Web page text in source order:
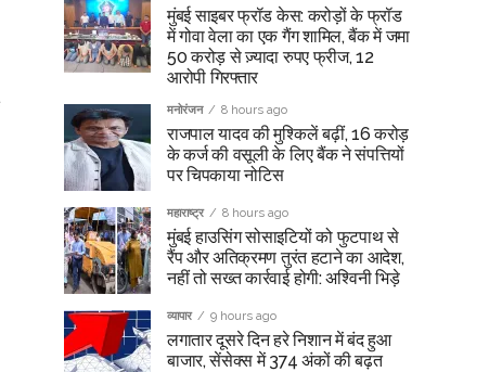
मुंबई साइबर फ्रॉड केस: करोड़ों के फ्रॉड
में गोवा वेला का एक गैंग शामिल, बैंक में जमा
50 करोड़ से ज़्यादा रुपए फ्रीज, 12
आरोपी गिरफ्तार
मनोरंजन 8 hours ago
राजपाल यादव की मुश्किलें बढ़ीं, 16 करोड़
के कर्ज की वसूली के लिए बैंक ने संपत्तियों
पर चिपकाया नोटिस
महाराष्ट्र 8 hours ago
मुंबई हाउसिंग सोसाइटियों को फुटपाथ से
रैंप और अतिक्रमण तुरंत हटाने का आदेश,
नहीं तो सख्त कार्रवाई होगी: अश्विनी भिड़े
व्यापार 9 hours ago
लगातार दूसरे दिन हरे निशान में बंद हुआ
बाजार, सेंसेक्स में 374 अंकों की बढ़त